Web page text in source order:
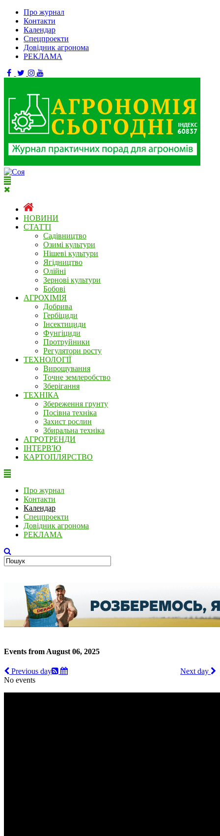
Про журнал
Контакти
Календар
Спецпроекти
Довідник агронома
РЕКЛАМА
НОВИНИ
СТАТТІ
Садівництво
Озимі культури
Нішеві культури
Ягідництво
Олійні
Зернові культури
Бобові
АГРОХІМІЯ
Добрива
Гербіциди
Інсектициди
Фунгіциди
Протруйники
Регулятори росту
ТЕХНОЛОГІЇ
Вирощування
Точне землеробство
Зберігання
ТЕХНІКА
Збереження грунту
Посівна техніка
Захист рослин
Збиральна техніка
АГРОТРЕНДИ
ІНТЕРВ'Ю
КАРТОПЛЯРСТВО
Про журнал
Контакти
Календар
Спецпроекти
Довідник агронома
РЕКЛАМА
Events from August 06, 2025
Previous day
Next day
No events